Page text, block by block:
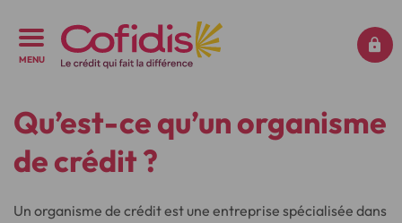
MENU
Qu’est-ce qu’un organisme
de crédit ?
Un organisme de crédit est une entreprise spécialisée dans